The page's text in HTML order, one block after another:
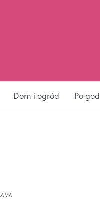
Dom i ogród Po